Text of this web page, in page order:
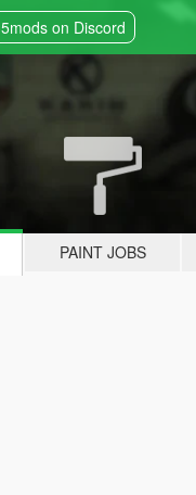
5mods on Discord
PAINT JOBS